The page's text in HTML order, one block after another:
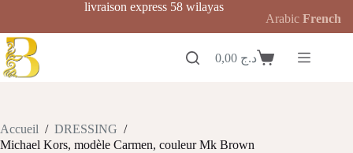
contenu
livraison express 58 wilayas
Panierد.ج
Accueil / DRESSING /
Michael Kors, modèle Carmen, couleur Mk Brown
Arabic French